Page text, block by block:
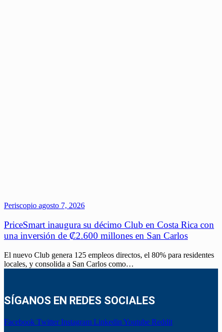
Periscopio agosto 7, 2026
PriceSmart inaugura su décimo Club en Costa Rica con
una inversión de ₡2.600 millones en San Carlos
El nuevo Club genera 125 empleos directos, el 80% para residentes
locales, y consolida a San Carlos como…
SÍGANOS EN REDES SOCIALES
Facebook Twitter Instagram Linkedin Youtube Reddit